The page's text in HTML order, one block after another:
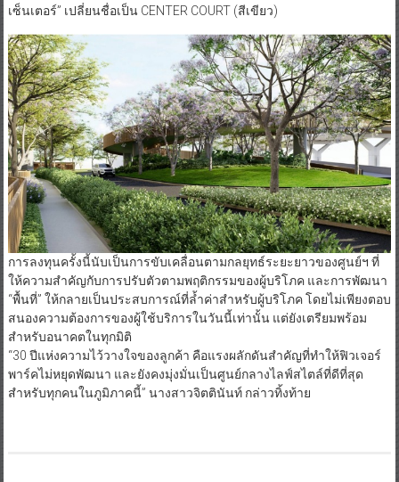
เซ็นเตอร์” เปลี่ยนชื่อเป็น CENTER COURT (สีเขียว)
การลงทุนครั้งนี้นับเป็นการขับเคลื่อนตามกลยุทธ์ระยะยาวของศูนย์ฯ ที่
ให้ความสำคัญกับการปรับตัวตามพฤติกรรมของผู้บริโภค และการพัฒนา
“พื้นที่” ให้กลายเป็นประสบการณ์ที่ล้ำค่าสำหรับผู้บริโภค โดยไม่เพียงตอบ
สนองความต้องการของผู้ใช้บริการในวันนี้เท่านั้น แต่ยังเตรียมพร้อม
สำหรับอนาคตในทุกมิติ
“30 ปีแห่งความไว้วางใจของลูกค้า คือแรงผลักดันสำคัญที่ทำให้ฟิวเจอร์
พาร์คไม่หยุดพัฒนา และยังคงมุ่งมั่นเป็นศูนย์กลางไลฟ์สไตล์ที่ดีที่สุด
สำหรับทุกคนในภูมิภาคนี้” นางสาวจิตตินันท์ กล่าวทิ้งท้าย